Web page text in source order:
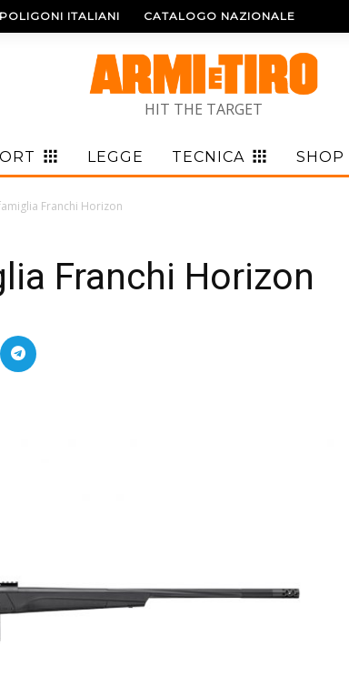
POLIGONI ITALIANI CATALOGO NAZIONALE
HIT THE TARGET
LEGGE TECNICA SHOP
Franchi Horizon
Franchi Horizon